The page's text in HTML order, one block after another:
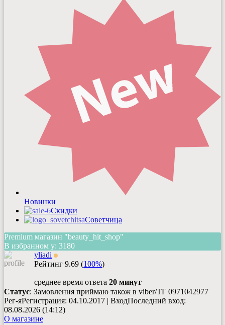
Новинки
Скидки
Советчица
Premium магазин "beauty_hit_shop"
В избранном у: 3180
yliadi
Рейтинг 9.69 (100%)
среднее время ответа 20 минут
Статус: Замовлення приймаю також в viber/ТГ 0971042977
Рег-яРегистрация: 04.10.2017 | ВходПоследний вход:
08.08.2026 (14:12)
О магазине